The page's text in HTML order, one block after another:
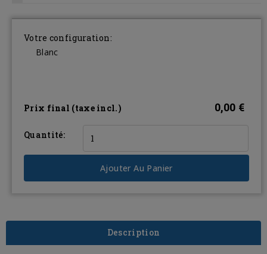
Votre configuration:
Blanc
Prix final (taxe incl.) 0,00 €
Quantité:
Ajouter Au Panier
Description